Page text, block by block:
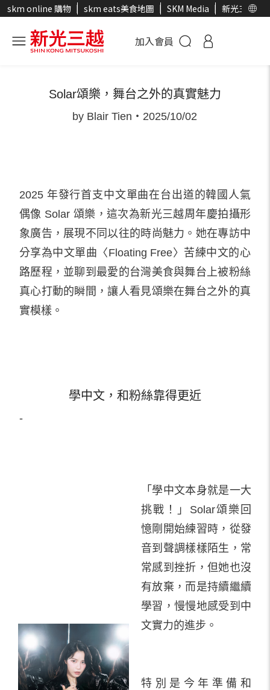
skm online 購物 skm eats美食地圖 SKM Media 新光三越官
加入會員
封面人物 時尚選物
Solar頌樂，舞台之外的真實魅力
by Blair Tien・2025/10/02
2025 年發行首支中文單曲在台出道的韓國人氣
偶像 Solar 頌樂，這次為新光三越周年慶拍攝形
象廣告，展現不同以往的時尚魅力。她在專訪中
分享為中文單曲〈Floating Free〉苦練中文的心
路歷程，並聊到最愛的台灣美食與舞台上被粉絲
真心打動的瞬間，讓人看見頌樂在舞台之外的真
實模樣。
學中文，和粉絲靠得更近
-
「學中文本身就是一大
挑戰！」Solar頌樂回
憶剛開始練習時，從發
音到聲調樣樣陌生，常
常感到挫折，但她也沒
有放棄，而是持續繼續
學習，慢慢地感受到中
文實力的進步。
特別是今年準備和